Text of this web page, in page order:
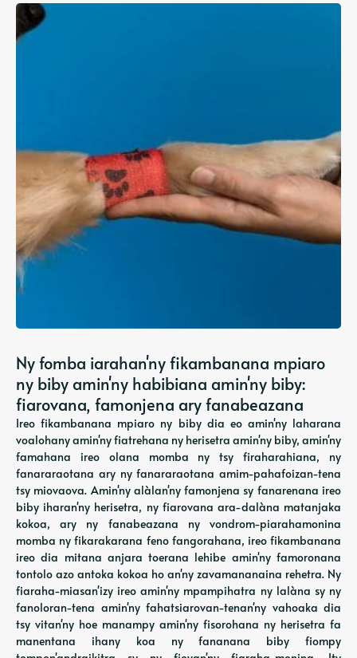
Ny fomba iarahan'ny fikambanana mpiaro
ny biby amin'ny habibiana amin'ny biby:
fiarovana, famonjena ary fanabeazana
Ireo fikambanana mpiaro ny biby dia eo amin'ny laharana
voalohany amin'ny fiatrehana ny herisetra amin'ny biby, amin'ny
famahana ireo olana momba ny tsy firaharahiana, ny
fanararaotana ary ny fanararaotana amim-pahafoizan-tena
tsy miovaova. Amin'ny alàlan'ny famonjena sy fanarenana ireo
biby iharan'ny herisetra, ny fiarovana ara-dalàna matanjaka
kokoa, ary ny fanabeazana ny vondrom-piarahamonina
momba ny fikarakarana feno fangorahana, ireo fikambanana
ireo dia mitana anjara toerana lehibe amin'ny famoronana
tontolo azo antoka kokoa ho an'ny zavamananaina rehetra. Ny
fiaraha-miasan'izy ireo amin'ny mpampihatra ny lalàna sy ny
fanoloran-tena amin'ny fahatsiarovan-tenan'ny vahoaka dia
tsy vitan'ny hoe manampy amin'ny fisorohana ny herisetra fa
manentana ihany koa ny fananana biby fiompy